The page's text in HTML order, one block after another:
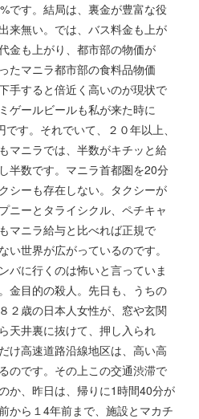
です。結局は、裏金が豊富な役
来無い。では、バス料金も上が
金も上がり、都市部の物価が
たマニラ都市部の食料品物価
手すると倍近く高いのが現状で
ゲールビールも私が来た時に
す。それでいて、２０年以上、
マニラでは、半数がキチッと給
半数です。マニラ首都圏を20分
シーも存在しない。タクシーが
ニーとタライシクル、ペチキャ
マニラ給与と比べれば正規で
い世界が広がっているのです。
バに行くのは怖いと言っていま
金目的の殺人。先日も、うちの
２歳の日本人女性が、窓や玄関
天井裏に抜けて、押し入られ
け高速道路沿線地区は、高い高
のです。その上この交通渋滞で
か、昨日は、帰りに1時間40分が
から１4年前まで、施設とマカチ